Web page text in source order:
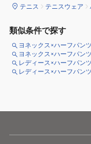
テニス テニスウェア
類似条件で探す
ヨネックス×ハーフパン
ヨネックス×ハーフパン
レディース×ハーフパン
レディース×ハーフパン